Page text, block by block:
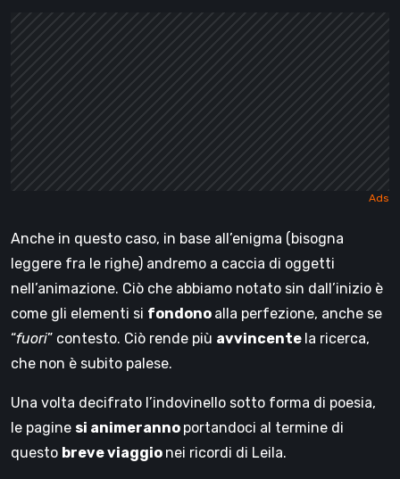
Anche in questo caso, in base all’enigma (bisogna
leggere fra le righe) andremo a caccia di oggetti
nell’animazione. Ciò che abbiamo notato sin dall’inizio è
come gli elementi si fondono alla perfezione, anche se
“fuori” contesto. Ciò rende più avvincente la ricerca,
che non è subito palese.
Una volta decifrato l’indovinello sotto forma di poesia,
le pagine si animeranno portandoci al termine di
questo breve viaggio nei ricordi di Leila.